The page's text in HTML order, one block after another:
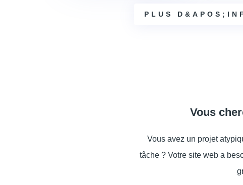
PLUS
Vous
Vous avez un projet
tâche ? Votre site web a